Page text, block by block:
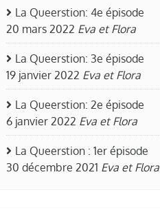
La Queerstion: 4e épisode
20 mars 2022 Eva et Flora
La Queerstion: 3e épisode
19 janvier 2022 Eva et Flora
La Queerstion: 2e épisode
6 janvier 2022 Eva et Flora
La Queerstion : 1er épisode
30 décembre 2021 Eva et Flora